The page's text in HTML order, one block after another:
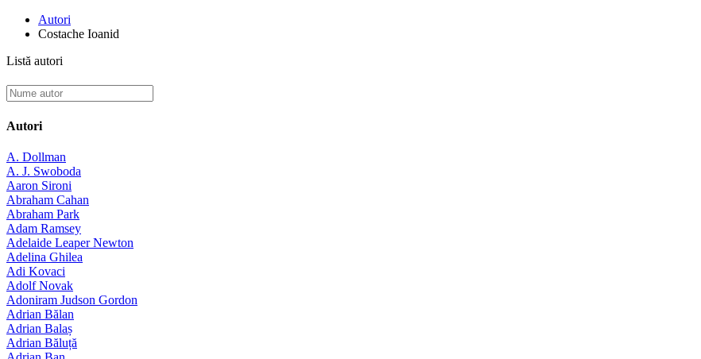
Autori
Costache Ioanid
Listă autori
Autori
A. Dollman
A. J. Swoboda
Aaron Sironi
Abraham Cahan
Abraham Park
Adam Ramsey
Adelaide Leaper Newton
Adelina Ghilea
Adi Kovaci
Adolf Novak
Adoniram Judson Gordon
Adrian Bălan
Adrian Balaș
Adrian Băluță